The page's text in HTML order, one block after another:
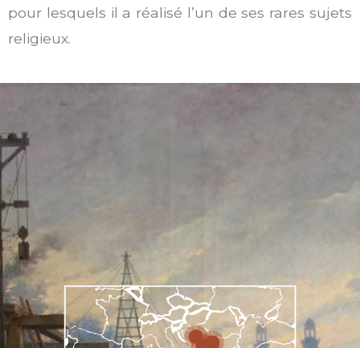
pour lesquels il a réalisé l’un de ses rares sujets
religieux.